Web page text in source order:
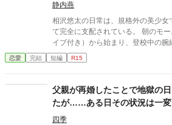
静内燕
相沢悠太の日常は、規格外の美少女
て完全に支配されている。 朝のモーニングコール（ベッドへのダ
イブ付き）から始まり、登校中の
務付けられた手作り弁当。誰もが羨
はこれを「家族愛」だと頑なに誤解（無
の一途。周囲の冷やかしや、葵を狙
高まる中、悠太の**「幼馴染フィル
る。 この溺愛っぷり、いつまで「家族」で通せるのか？ 甘すぎる
日常が、悠太の鈍感な理性を溶か
恋愛 完結 短編 R15
父親が再婚したことで地獄の
たが……ある日その状況は一変
四季